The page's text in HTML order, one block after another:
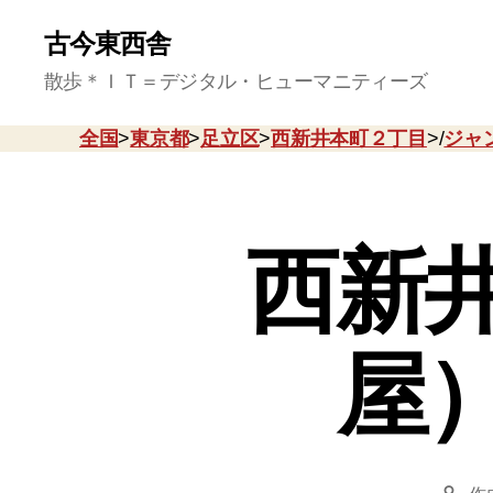
古今東西舎
散歩＊ＩＴ＝デジタル・ヒューマニティーズ
全国>東京都>足立区>西新井本町２丁目 >/ジャ
西新
屋